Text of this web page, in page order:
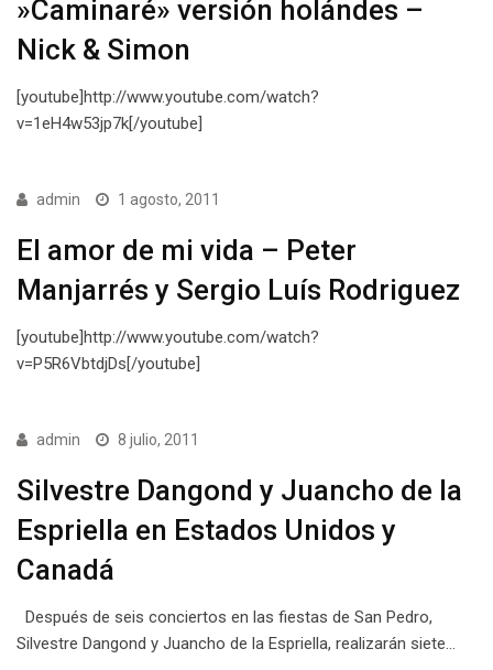
»Caminaré» versión holándes –
Nick & Simon
[youtube]http://www.youtube.com/watch?
v=1eH4w53jp7k[/youtube]
admin 1 agosto, 2011
El amor de mi vida – Peter
Manjarrés y Sergio Luís Rodriguez
[youtube]http://www.youtube.com/watch?
v=P5R6VbtdjDs[/youtube]
admin 8 julio, 2011
Silvestre Dangond y Juancho de la
Espriella en Estados Unidos y
Canadá
Después de seis conciertos en las fiestas de San Pedro,
Silvestre Dangond y Juancho de la Espriella, realizarán siete…